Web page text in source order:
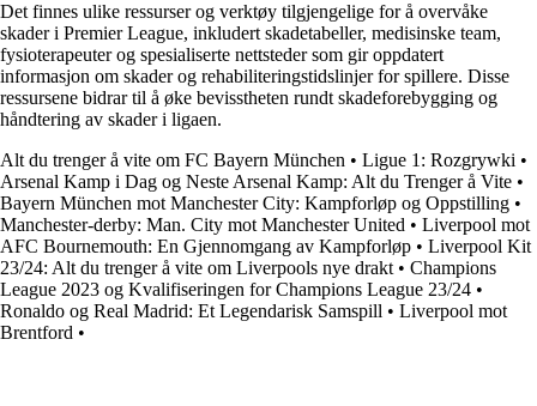
Det finnes ulike ressurser og verktøy tilgjengelige for å overvåke
skader i Premier League, inkludert skadetabeller, medisinske team,
fysioterapeuter og spesialiserte nettsteder som gir oppdatert
informasjon om skader og rehabiliteringstidslinjer for spillere. Disse
ressursene bidrar til å øke bevisstheten rundt skadeforebygging og
håndtering av skader i ligaen.
Alt du trenger å vite om FC Bayern München • Ligue 1: Rozgrywki •
Arsenal Kamp i Dag og Neste Arsenal Kamp: Alt du Trenger å Vite •
Bayern München mot Manchester City: Kampforløp og Oppstilling •
Manchester-derby: Man. City mot Manchester United • Liverpool mot
AFC Bournemouth: En Gjennomgang av Kampforløp • Liverpool Kit
23/24: Alt du trenger å vite om Liverpools nye drakt • Champions
League 2023 og Kvalifiseringen for Champions League 23/24 •
Ronaldo og Real Madrid: Et Legendarisk Samspill • Liverpool mot
Brentford •